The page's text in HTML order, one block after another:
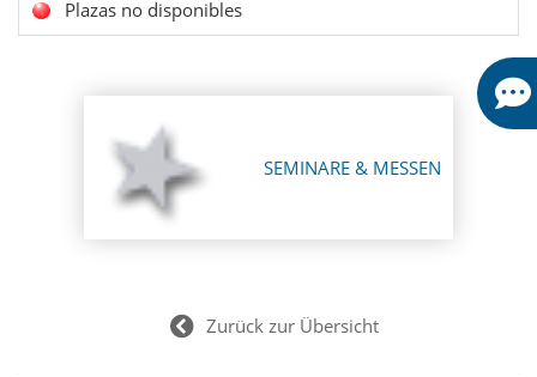
Plazas no disponibles
SEMINARE & MESSEN
Zurück zur Übersicht